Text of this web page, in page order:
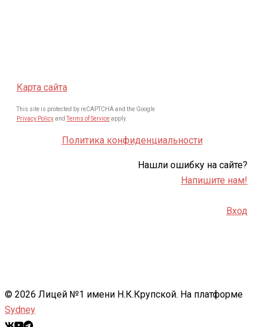
Карта сайта
This site is protected by reCAPTCHA and the Google
Privacy PolicyandTerms of Serviceapply.
Политика конфиденциальности
Нашли ошибку на сайте?
Напишите нам!
Вход
© 2026 Лицей №1 имени Н.К.Крупской. На платформе
Sydney